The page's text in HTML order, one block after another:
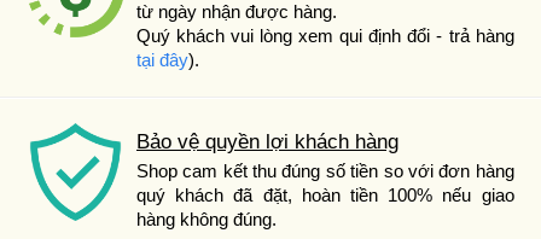
từ ngày nhận được hàng.
Quý khách vui lòng xem qui định đổi - trả hàng
tại đây).
Bảo vệ quyền lợi khách hàng
Shop cam kết thu đúng số tiền so với đơn hàng
quý khách đã đặt, hoàn tiền 100% nếu giao
hàng không đúng.